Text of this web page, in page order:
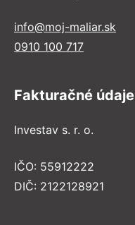
info@moj-maliar.sk
0910 100 717
Fakturačné údaje
Investav s. r. o.
IČO: 55912222
DIČ: 2122128921